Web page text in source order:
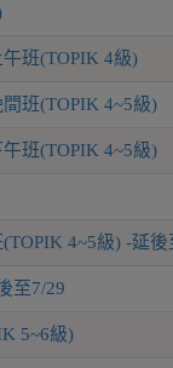
班(TOPIK 4級)
班(TOPIK 4~5級)
班(TOPIK 4~5級)
4~5級) -延後
至7/29
5~6級)